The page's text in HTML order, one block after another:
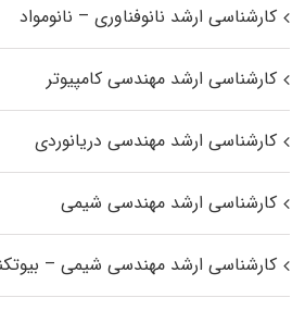
کارشناسی ارشد نانوفناوری – نانومواد
کارشناسی ارشد مهندسی کامپیوتر
کارشناسی ارشد مهندسی دریانوردی
کارشناسی ارشد مهندسی شیمی
کارشناسی ارشد مهندسی شیمی –